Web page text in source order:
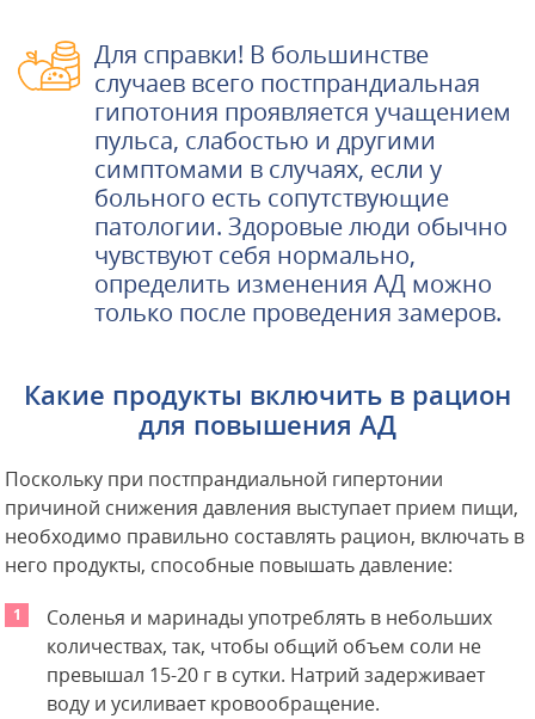
Для справки! В большинстве
случаев всего постпрандиальная
гипотония проявляется учащением
пульса, слабостью и другими
симптомами в случаях, если у
больного есть сопутствующие
патологии. Здоровые люди обычно
чувствуют себя нормально,
определить изменения АД можно
только после проведения замеров.
Какие продукты включить в рацион
для повышения АД
Поскольку при постпрандиальной гипертонии
причиной снижения давления выступает прием пищи,
необходимо правильно составлять рацион, включать в
него продукты, способные повышать давление:
Соленья и маринады употреблять в небольших
количествах, так, чтобы общий объем соли не
превышал 15-20 г в сутки. Натрий задерживает
воду и усиливает кровообращение.